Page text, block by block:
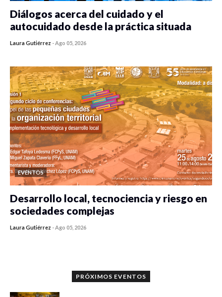
Diálogos acerca del cuidado y el
autocuidado desde la práctica situada
Laura Gutiérrez -Ago 05, 2026
EVENTOS
Desarrollo local, tecnociencia y riesgo en
sociedades complejas
Laura Gutiérrez -Ago 05, 2026
PRÓXIMOS EVENTOS